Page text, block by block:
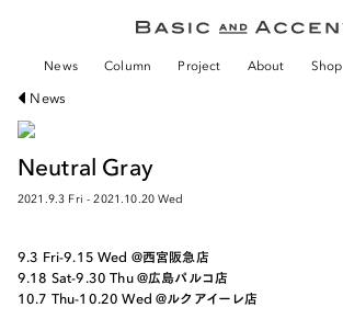
News Column Project About Shop
News
Neutral Gray
2021.9.3 Fri - 2021.10.20 Wed
9.3 Fri-9.15 Wed @西宮阪急店
9.18 Sat-9.30 Thu @広島パルコ店
10.7 Thu-10.20 Wed @ルクアイーレ店